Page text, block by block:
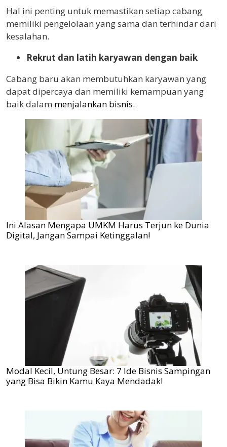
Hal ini penting untuk memastikan setiap cabang
memiliki pengelolaan yang sama dan terhindar dari
kesalahan.
Rekrut dan latih karyawan dengan baik
Cabang baru akan membutuhkan karyawan yang
dapat dipercaya dan memiliki kemampuan yang
baik dalam menjalankan bisnis.
Ini Alasan Mengapa UMKM Harus Terjun ke Dunia
Digital, Jangan Sampai Ketinggalan!
Modal Kecil, Untung Besar: 7 Ide Bisnis Sampingan
yang Bisa Bikin Kamu Kaya Mendadak!